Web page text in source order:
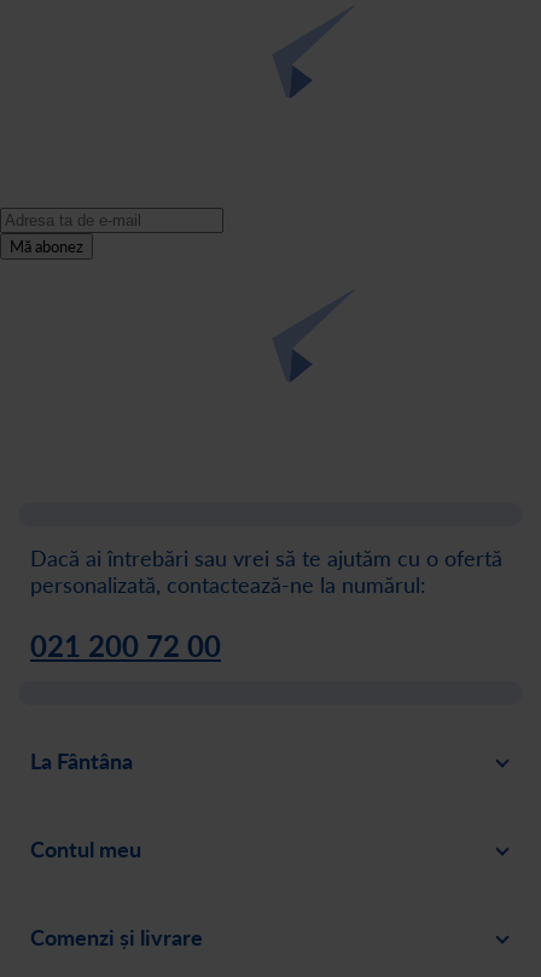
Mă abonez
Dacă ai întrebări sau vrei să te ajutăm cu o ofertă
personalizată, contactează-ne la numărul:
021 200 72 00
La Fântâna
Despre noi
Recomandă un prieten
Contul meu
Creează-ți cont
Comenzi și livrare